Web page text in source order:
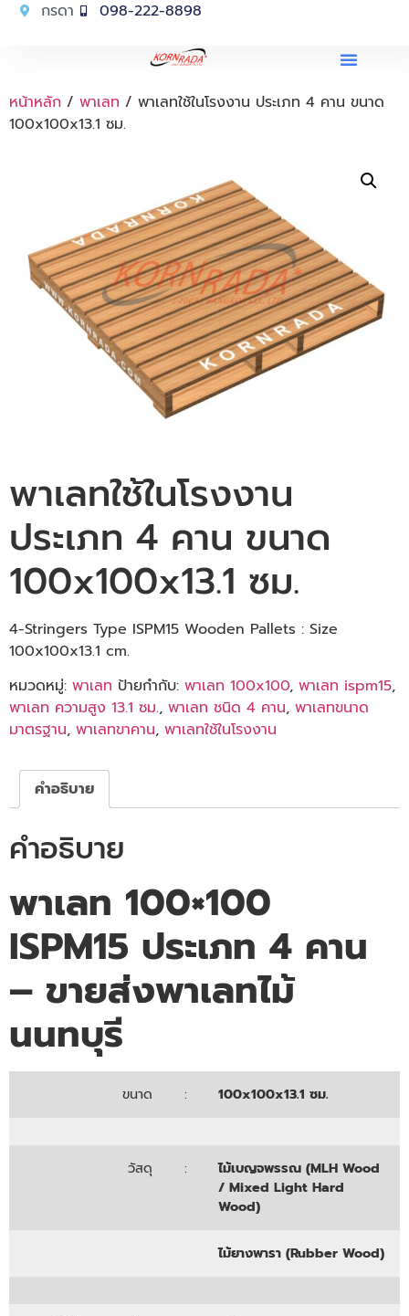
กรดา 098-222-8898
หน้าหลัก / พาเลท / พาเลทใช้ในโรงงาน ประเภท 4 คาน ขนาด
100x100x13.1 ซม.
พาเลทใช้ในโรงงาน
ประเภท 4 คาน ขนาด
100x100x13.1 ซม.
4-Stringers Type ISPM15 Wooden Pallets : Size
100x100x13.1 cm.
หมวดหมู่: พาเลท ป้ายกำกับ: พาเลท 100x100, พาเลท ispm15,
พาเลท ความสูง 13.1 ซม., พาเลท ชนิด 4 คาน, พาเลทขนาด
มาตรฐาน, พาเลทขาคาน, พาเลทใช้ในโรงงาน
คำอธิบาย
คำอธิบาย
พาเลท 100×100
ISPM15 ประเภท 4 คาน
– ขายส่งพาเลทไม้
นนทบุรี
ขนาด : 100x100x13.1 ซม.
วัสดุ :
ไม้เบญจพรรณ (MLH Wood
/ Mixed Light Hard
Wood)
ไม้ยางพารา (Rubber Wood)